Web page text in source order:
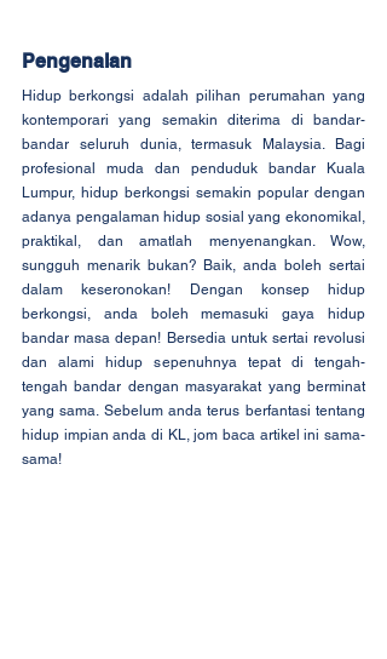
Pengenalan
Hidup berkongsi adalah pilihan perumahan yang
kontemporari yang semakin diterima di bandar-
bandar seluruh dunia, termasuk Malaysia. Bagi
profesional muda dan penduduk bandar Kuala
Lumpur, hidup berkongsi semakin popular dengan
adanya pengalaman hidup sosial yang ekonomikal,
praktikal, dan amatlah menyenangkan. Wow,
sungguh menarik bukan? Baik, anda boleh sertai
dalam keseronokan! Dengan konsep hidup
berkongsi, anda boleh memasuki gaya hidup
bandar masa depan! Bersedia untuk sertai revolusi
dan alami hidup sepenuhnya tepat di tengah-
tengah bandar dengan masyarakat yang berminat
yang sama. Sebelum anda terus berfantasi tentang
hidup impian anda di KL, jom baca artikel ini sama-
sama!